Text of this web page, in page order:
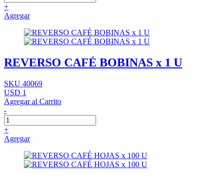
+
Agregar
REVERSO CAFÉ BOBINAS x 1 U
SKU 40069
USD 1
Agregar al Carrito
-
+
Agregar